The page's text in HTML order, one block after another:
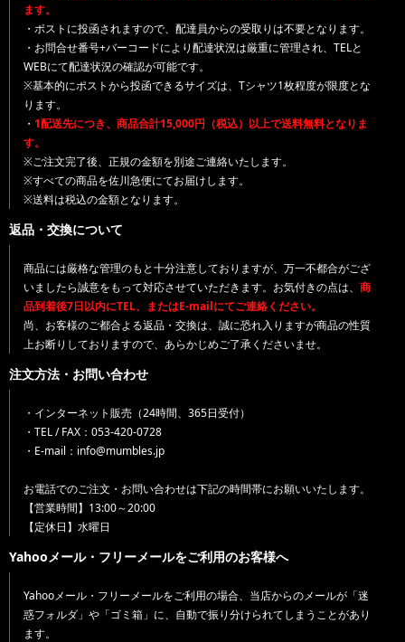
ます。
・ポストに投函されますので、配達員からの受取りは不要となります。
・お問合せ番号+バーコードにより配達状況は厳重に管理され、TELと
WEBにて配達状況の確認が可能です。
※基本的にポストから投函できるサイズは、Tシャツ1枚程度が限度とな
ります。
・ 1配送先につき、商品合計15,000円（税込）以上で送料無料となりま
す。
※ご注文完了後、正規の金額を別途ご連絡いたします。
※すべての商品を佐川急便にてお届けします。
※送料は税込の金額となります。
返品・交換について
商品には厳格な管理のもと十分注意しておりますが、万一不都合がござ
いましたら誠意をもって対応させていただきます。お気付きの点は、 商
品到着後7日以内にTEL、またはE-mailにてご連絡ください。
尚、お客様のご都合よる返品・交換は、誠に恐れ入りますが商品の性質
上お断りしておりますので、あらかじめご了承くださいませ。
注文方法・お問い合わせ
・インターネット販売（24時間、365日受付）
・TEL / FAX：053-420-0728
・E-mail：info@mumbles.jp
お電話でのご注文・お問い合わせは下記の時間帯にお願いいたします。
【営業時間】13:00～20:00
【定休日】水曜日
Yahooメール・フリーメールをご利用のお客様へ
Yahooメール・フリーメールをご利用の場合、当店からのメールが「迷
惑フォルダ」や「ゴミ箱」に、自動で振り分けられてしまうことがあり
ます。